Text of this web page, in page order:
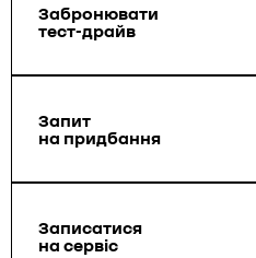
Забронювати
тест-драйв
Запит
на придбання
Записатися
на сервіс